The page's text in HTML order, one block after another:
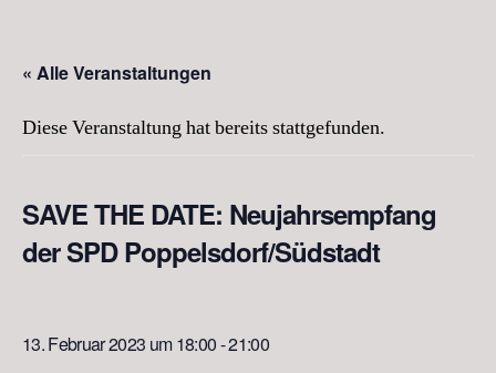
« Alle Veranstaltungen
Diese Veranstaltung hat bereits stattgefunden.
SAVE THE DATE: Neujahrsempfang
der SPD Poppelsdorf/Südstadt
13. Februar 2023 um 18:00-21:00